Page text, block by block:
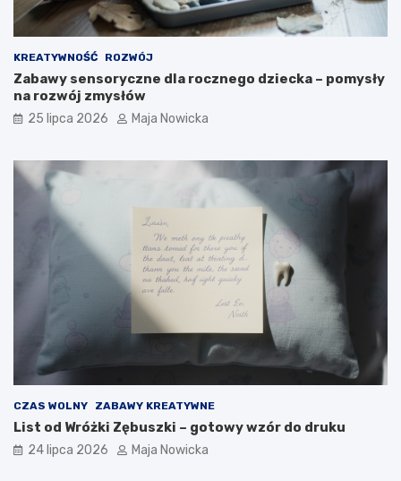
KREATYWNOŚĆ ROZWÓJ
Zabawy sensoryczne dla rocznego dziecka – pomysły
na rozwój zmysłów
25 lipca 2026 Maja Nowicka
CZAS WOLNY ZABAWY KREATYWNE
List od Wróżki Zębuszki – gotowy wzór do druku
24 lipca 2026 Maja Nowicka